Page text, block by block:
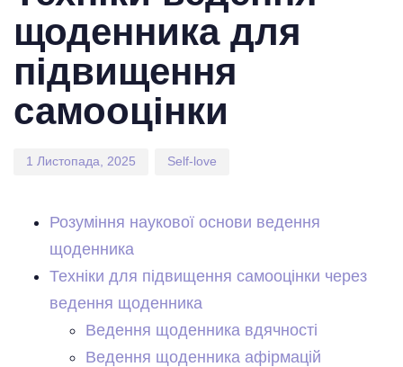
щоденника для
підвищення
самооцінки
1 Листопада, 2025 Self-love
Розуміння наукової основи ведення
щоденника
Техніки для підвищення самооцінки через
ведення щоденника
Ведення щоденника вдячності
Ведення щоденника афірмацій